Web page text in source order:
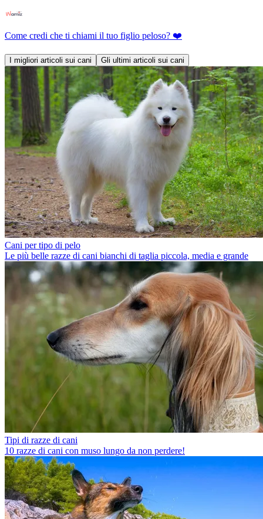
Come credi che ti chiami il tuo figlio peloso? ❤️
I migliori articoli sui cani Gli ultimi articoli sui cani
Cani per tipo di pelo
Le più belle razze di cani bianchi di taglia piccola, media e grande
Tipi di razze di cani
10 razze di cani con muso lungo da non perdere!